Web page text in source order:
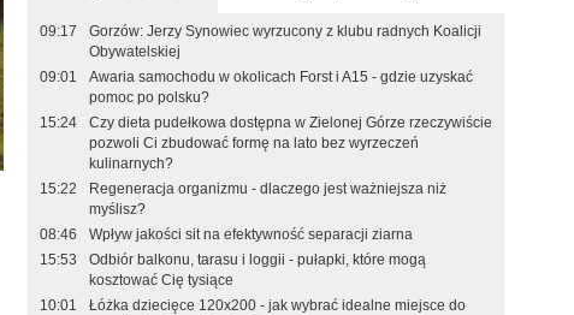
09:17
Gorzów: Jerzy Synowiec wyrzucony z klubu radnych Koalicji
Obywatelskiej
09:01
Awaria samochodu w okolicach Forst i A15 - gdzie uzyskać
pomoc po polsku?
15:24
Czy dieta pudełkowa dostępna w Zielonej Górze rzeczywiście
pozwoli Ci zbudować formę na lato bez wyrzeczeń
kulinarnych?
15:22
Regeneracja organizmu - dlaczego jest ważniejsza niż
myślisz?
08:46
Wpływ jakości sit na efektywność separacji ziarna
15:53
Odbiór balkonu, tarasu i loggii - pułapki, które mogą
kosztować Cię tysiące
10:01
Łóżka dziecięce 120x200 - jak wybrać idealne miejsce do